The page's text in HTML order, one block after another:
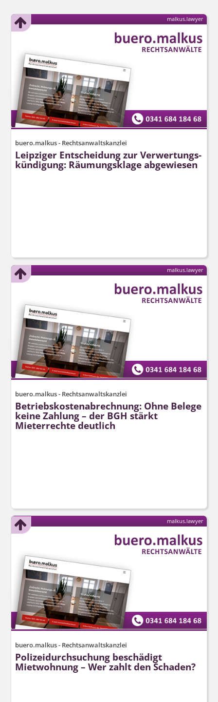
buero.malkus - Rechtsanwaltskanzlei
Leipziger Entscheidung zur Verwertungs­
kündigung: Räumungsklage abgewiesen
malkus.lawyer
buero.malkus - Rechtsanwaltskanzlei
Betriebskos­tenabrechnung: Ohne Belege
keine Zahlung – der BGH stärkt
Mieterrechte deutlich
malkus.lawyer
buero.malkus - Rechtsanwaltskanzlei
Polizeidurchsuchung beschädigt
Mietwohnung – Wer zahlt den Schaden?
malkus.lawyer